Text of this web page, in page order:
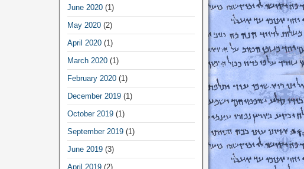
June 2020(1)
May 2020(2)
April 2020(1)
March 2020(1)
February 2020(1)
December 2019(1)
October 2019(1)
September 2019(1)
June 2019(3)
April 2019(2)